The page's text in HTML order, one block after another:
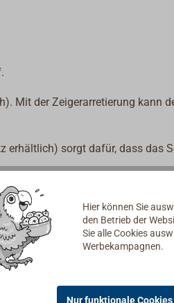
Mit der Zeigerarretierung kann
erhältlich) sorgt dafür, dass das
Hier können Sie
den Betrieb der
Sie alle Cookies
Werbekampagnen.
Nur funktionale